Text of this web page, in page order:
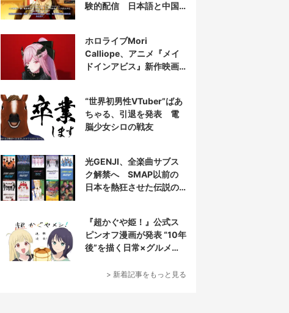
験的配信 日本語と中国
ホロライブMori
Calliope、アニメ『メイ
ドインアビス』新作映画
“世界初男性VTuber”ばあ
ちゃる、引退を発表 電
脳少女シロの戦友
光GENJI、全楽曲サブス
ク解禁へ SMAP以前の
日本を熱狂させた伝説の
『超かぐや姫！』公式ス
ピンオフ漫画が発表 “10年
後”を描く日常×グルメ作
> 新着記事をもっと見る